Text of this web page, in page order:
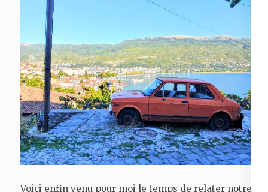
Voici enfin venu pour moi le temps de relater notre